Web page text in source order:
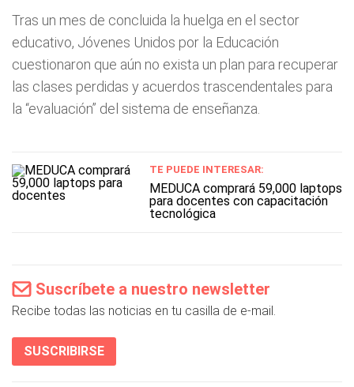
Tras un mes de concluida la huelga en el sector
educativo, Jóvenes Unidos por la Educación
cuestionaron que aún no exista un plan para recuperar
las clases perdidas y acuerdos trascendentales para
la “evaluación” del sistema de enseñanza.
TE PUEDE INTERESAR:
MEDUCA comprará 59,000 laptops
para docentes con capacitación
tecnológica
Suscríbete a nuestro newsletter
Recibe todas las noticias en tu casilla de e-mail.
SUSCRIBIRSE